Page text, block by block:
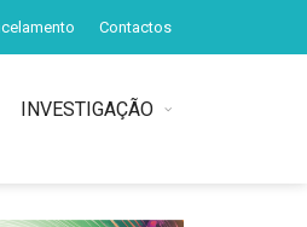
Contactos
INVESTIGAÇÃO